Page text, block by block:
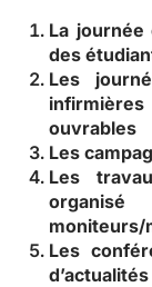
La journée
des
Les
ouvrables
Les
Les
moniteurs/
Les
d’actualités